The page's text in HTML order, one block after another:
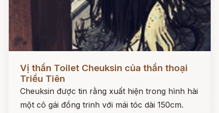
Đọc ngay
Vị thần Toilet Cheuksin của thần thoại
Triều Tiên
Cheuksin được tin rằng xuất hiện trong hình hài
một cô gái đồng trinh với mái tóc dài 150cm.